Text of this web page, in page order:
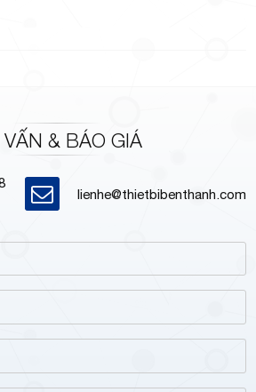
& BÁO GIÁ
lienhe@thietbibenthanh.com